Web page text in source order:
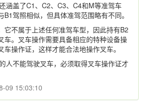
涵盖了C1、C2、C3、C4和M等准驾车
B1驾照相似，但具体准驾范围略有不同。
它不属于上述任何准驾车型，因此持有B2
车。叉车操作需要具备相应的特种设备操
操作证，这样才能合法地操作叉车。
人不能驾驶叉车，必须取得叉车操作证才
09 15:03:10